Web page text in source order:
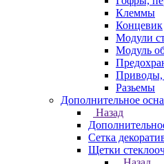
Клеммы
Концевик
Модули
Модуль
Приводы,
Разьемы
Дополнительное
Назад
Сетка
Щетки